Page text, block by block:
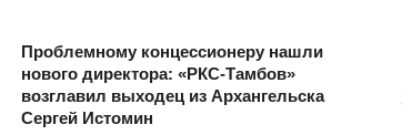
Проблемному концессионеру нашли
нового директора: «РКС-Тамбов»
возглавил выходец из Архангельска
Сергей Истомин